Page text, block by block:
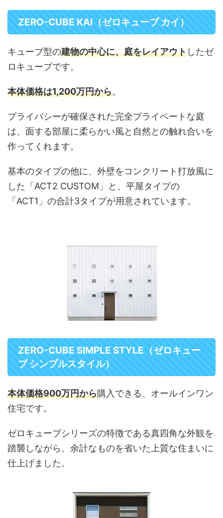
ZERO-CUBE KAI（ゼロキューブ カイ）
キューブ型の建物の中心に、庭をレイアウトしたゼ
ロキューブです。
本体価格は1,200万円から。
プライバシーが確保された完全プライベートな庭
は、面する部屋に柔らかい風と自然との触れ合いを
作ってくれます。
基本のタイプの他に、外壁をコンクリート打放風に
した「ACT2 CUSTOM」と、平屋タイプの
「ACT1」の合計3タイプが用意されています。
ZERO-CUBE SIMPLE STYLE（ゼロキュー
ブ シンプルスタイル）
本体価格900万円から購入できる、オールインワン
住宅です。
ゼロキューブシリーズの特徴である真四角な外観を
踏襲しながら、余計なものを省いた上質な住まいに
仕上げました。